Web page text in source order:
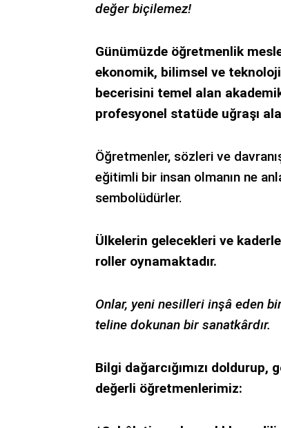
değer biçilemez!
Günümüzde öğretmenlik
ekonomik, bilimsel ve
becerisini temel alan
profesyonel statüde uğraşı
Öğretmenler, sözleri ve
eğitimli bir insan olmanın ne
sembolüdürler.
Ülkelerin gelecekleri ve
roller oynamaktadır.
Onlar, yeni nesilleri inşâ eden
teline dokunan bir sanatkârdır.
Bilgi dağarcığımızı
değerli öğretmenlerimiz: